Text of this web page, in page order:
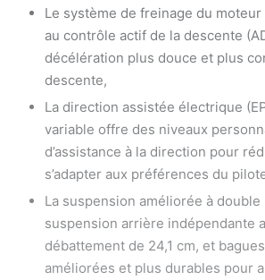
Le système de freinage du moteur
au contrôle actif de la descente
décélération plus douce et plus
descente,
La direction assistée électrique
variable offre des niveaux
d’assistance à la direction pour
s’adapter aux préférences du
La suspension améliorée à
suspension arrière indépendante
débattement de 24,1 cm, et
améliorées et plus durables pour